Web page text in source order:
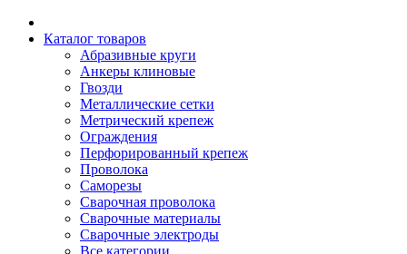
Каталог товаров
Абразивные круги
Анкеры клиновые
Гвозди
Металлические сетки
Метрический крепеж
Ограждения
Перфорированный крепеж
Проволока
Саморезы
Сварочная проволока
Сварочные материалы
Сварочные электроды
Все категории